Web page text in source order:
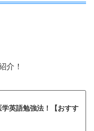
介！
学英語勉強法！【おすす